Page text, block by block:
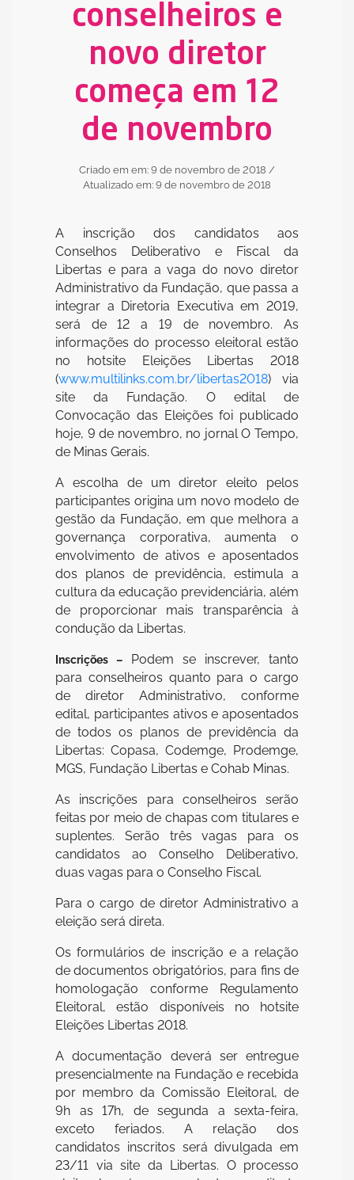
conselheiros e
novo diretor
começa em 12
de novembro
Criado em em: 9 de novembro de 2018 /
Atualizado em: 9 de novembro de 2018
A inscrição dos candidatos aos
Conselhos Deliberativo e Fiscal da
Libertas e para a vaga do novo diretor
Administrativo da Fundação, que passa a
integrar a Diretoria Executiva em 2019,
será de 12 a 19 de novembro. As
informações do processo eleitoral estão
no hotsite Eleições Libertas 2018
(www.multilinks.com.br/libertas2018) via
site da Fundação. O edital de
Convocação das Eleições foi publicado
hoje, 9 de novembro, no jornal O Tempo,
de Minas Gerais.
A escolha de um diretor eleito pelos
participantes origina um novo modelo de
gestão da Fundação, em que melhora a
governança corporativa, aumenta o
envolvimento de ativos e aposentados
dos planos de previdência, estimula a
cultura da educação previdenciária, além
de proporcionar mais transparência à
condução da Libertas.
Inscrições – Podem se inscrever, tanto
para conselheiros quanto para o cargo
de diretor Administrativo, conforme
edital, participantes ativos e aposentados
de todos os planos de previdência da
Libertas: Copasa, Codemge, Prodemge,
MGS, Fundação Libertas e Cohab Minas.
As inscrições para conselheiros serão
feitas por meio de chapas com titulares e
suplentes. Serão três vagas para os
candidatos ao Conselho Deliberativo,
duas vagas para o Conselho Fiscal.
Para o cargo de diretor Administrativo a
eleição será direta.
Os formulários de inscrição e a relação
de documentos obrigatórios, para fins de
homologação conforme Regulamento
Eleitoral, estão disponíveis no hotsite
Eleições Libertas 2018.
A documentação deverá ser entregue
presencialmente na Fundação e recebida
por membro da Comissão Eleitoral, de
9h as 17h, de segunda a sexta-feira,
exceto feriados. A relação dos
candidatos inscritos será divulgada em
23/11 via site da Libertas. O processo